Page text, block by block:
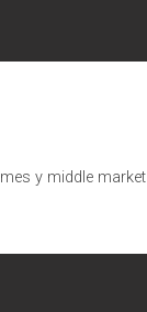
y middle market